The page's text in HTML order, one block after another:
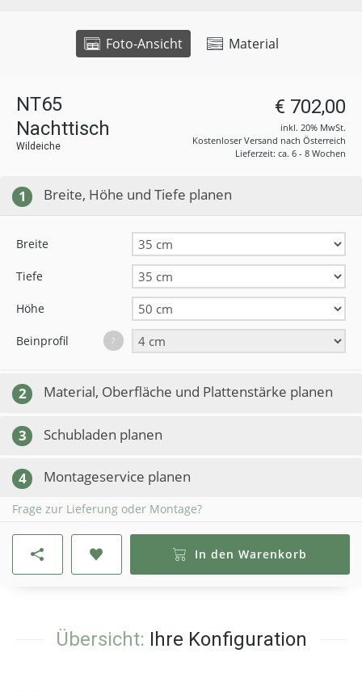
Foto-Ansicht Material
NT65
Nachttisch
Wildeiche
€ 702,00
inkl. 20% MwSt.
Kostenloser Versand nach Österreich
Lieferzeit: ca. 6 - 8 Wochen
1 Breite, Höhe und Tiefe planen
Breite
Tiefe
Höhe
Beinprofil ?
2 Material, Oberfläche und Plattenstärke planen
3 Schubladen planen
4 Montageservice planen
Frage zur Lieferung oder Montage?
In den Warenkorb
Übersicht: Ihre Konfiguration